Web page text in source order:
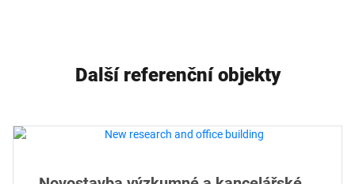
Další referenční objekty